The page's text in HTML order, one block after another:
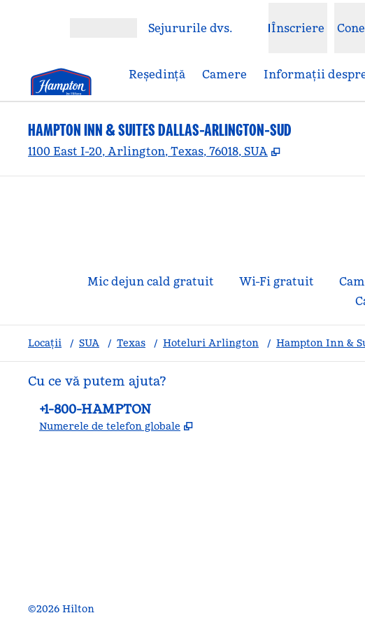
Deschideți meniulSejururile dvs. Înscriere
Reşedinţă Camere Informații
HAMPTON INN & SUITES DALLAS-ARLINGTON-SUD
1100 East I-20, Arlington, Texas, 76018, SUA ,
Mic dejun cald gratuit Wi-Fi gratuit
Locații / SUA / Texas / Hoteluri Arlington / Hampton Inn &
Cu ce vă putem ajuta?
Telefon:
+1-800-HAMPTON
Numerele de telefon globale ,
©2026 Hilton